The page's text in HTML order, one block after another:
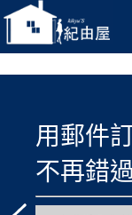
用郵件
不再錯